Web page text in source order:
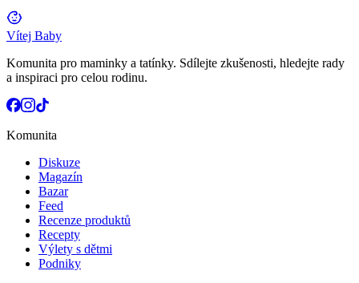
Vítej Baby
Komunita pro maminky a tatínky. Sdílejte zkušenosti, hledejte rady
a inspiraci pro celou rodinu.
Komunita
Diskuze
Magazín
Bazar
Feed
Recenze produktů
Recepty
Výlety s dětmi
Podniky